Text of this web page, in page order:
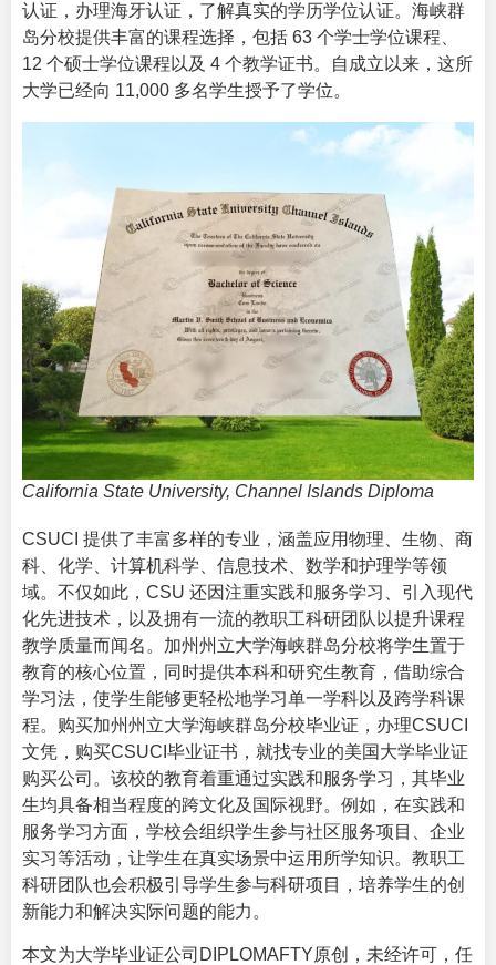
认证，办理海牙认证，了解真实的学历学位认证。海峡群
岛分校提供丰富的课程选择，包括 63 个学士学位课程、
12 个硕士学位课程以及 4 个教学证书。自成立以来，这所
大学已经向 11,000 多名学生授予了学位。
California State University, Channel Islands Diploma
CSUCI 提供了丰富多样的专业，涵盖应用物理、生物、商
科、化学、计算机科学、信息技术、数学和护理学等领
域。不仅如此，CSU 还因注重实践和服务学习、引入现代
化先进技术，以及拥有一流的教职工科研团队以提升课程
教学质量而闻名。加州州立大学海峡群岛分校将学生置于
教育的核心位置，同时提供本科和研究生教育，借助综合
学习法，使学生能够更轻松地学习单一学科以及跨学科课
程。购买加州州立大学海峡群岛分校毕业证，办理CSUCI
文凭，购买CSUCI毕业证书，就找专业的美国大学毕业证
购买公司。该校的教育着重通过实践和服务学习，其毕业
生均具备相当程度的跨文化及国际视野。例如，在实践和
服务学习方面，学校会组织学生参与社区服务项目、企业
实习等活动，让学生在真实场景中运用所学知识。教职工
科研团队也会积极引导学生参与科研项目，培养学生的创
新能力和解决实际问题的能力。
本文为大学毕业证公司DIPLOMAFTY原创，未经许可，任